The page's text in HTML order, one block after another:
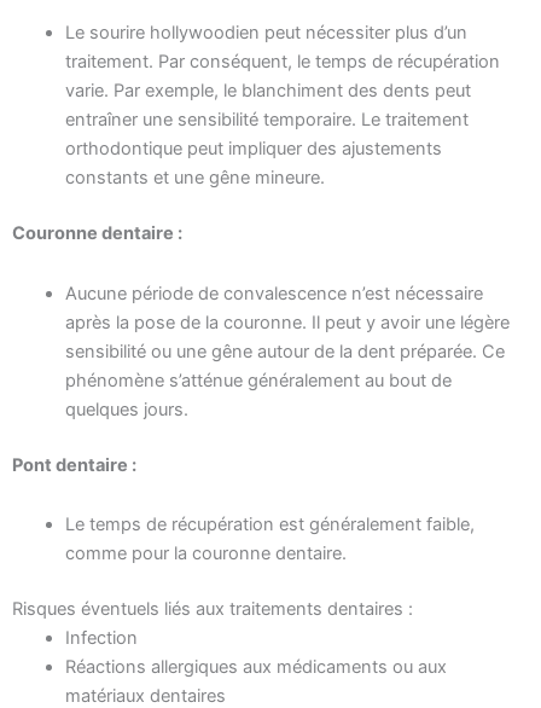
Le sourire hollywoodien peut nécessiter plus d’un
traitement. Par conséquent, le temps de récupération
varie. Par exemple, le blanchiment des dents peut
entraîner une sensibilité temporaire. Le traitement
orthodontique peut impliquer des ajustements
constants et une gêne mineure.
Couronne dentaire :
Aucune période de convalescence n’est nécessaire
après la pose de la couronne. Il peut y avoir une légère
sensibilité ou une gêne autour de la dent préparée. Ce
phénomène s’atténue généralement au bout de
quelques jours.
Pont dentaire :
Le temps de récupération est généralement faible,
comme pour la couronne dentaire.
Risques éventuels liés aux traitements dentaires :
Infection
Réactions allergiques aux médicaments ou aux
matériaux dentaires